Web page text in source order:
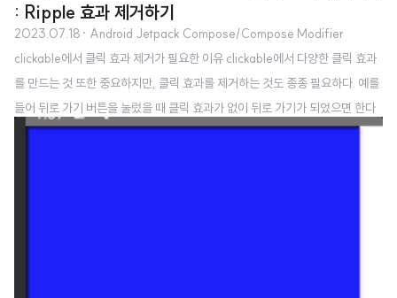
: Ripple 효과 제거하기
2023.07.18 · Android Jetpack Compose/Compose Modifier
clickable에서 클릭 효과 제거가 필요한 이유 clickable에서 다양한 클릭 효과
를 만드는 것 또한 중요하지만, 클릭 효과를 제거하는 것도 종종 필요하다. 예를
들어 뒤로 가기 버튼을 눌렀을 때 클릭 효과가 없이 뒤로 가기가 되었으면 한다
던가, 필터 버튼을 눌렀을 때 뒤에 클릭 효과가 생기지 않고 필터 버튼의 색상만